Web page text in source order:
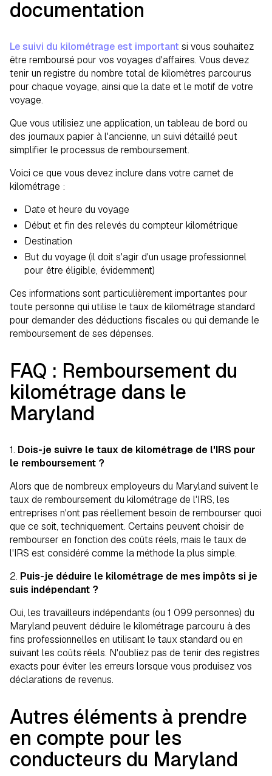
documentation
Le suivi du kilométrage est important si vous souhaitez
être remboursé pour vos voyages d'affaires. Vous devez
tenir un registre du nombre total de kilomètres parcourus
pour chaque voyage, ainsi que la date et le motif de votre
voyage.
Que vous utilisiez une application, un tableau de bord ou
des journaux papier à l'ancienne, un suivi détaillé peut
simplifier le processus de remboursement.
Voici ce que vous devez inclure dans votre carnet de
kilométrage :
Date et heure du voyage
Début et fin des relevés du compteur kilométrique
Destination
But du voyage (il doit s'agir d'un usage professionnel
pour être éligible, évidemment)
Ces informations sont particulièrement importantes pour
toute personne qui utilise le taux de kilométrage standard
pour demander des déductions fiscales ou qui demande le
remboursement de ses dépenses.
FAQ : Remboursement du
kilométrage dans le
Maryland
1. Dois-je suivre le taux de kilométrage de l'IRS pour
le remboursement ?
Alors que de nombreux employeurs du Maryland suivent le
taux de remboursement du kilométrage de l'IRS, les
entreprises n'ont pas réellement besoin de rembourser quoi
que ce soit, techniquement. Certains peuvent choisir de
rembourser en fonction des coûts réels, mais le taux de
l'IRS est considéré comme la méthode la plus simple.
2. Puis-je déduire le kilométrage de mes impôts si je
suis indépendant ?
Oui, les travailleurs indépendants (ou 1 099 personnes) du
Maryland peuvent déduire le kilométrage parcouru à des
fins professionnelles en utilisant le taux standard ou en
suivant les coûts réels. N'oubliez pas de tenir des registres
exacts pour éviter les erreurs lorsque vous produisez vos
déclarations de revenus.
Autres éléments à prendre
en compte pour les
conducteurs du Maryland